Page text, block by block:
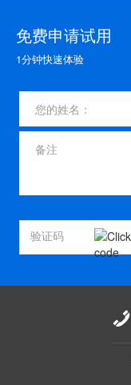
免费申请试用
1分钟快速体验
